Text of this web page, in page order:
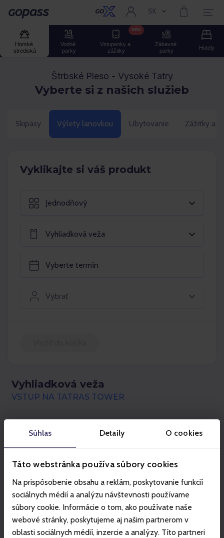
Súhlas Detaily O cookies
Táto webstránka používa súbory cookies
Na prispôsobenie obsahu a reklám, poskytovanie funkcií
sociálnych médií a analýzu návštevnosti používame
súbory cookie. Informácie o tom, ako používate naše
webové stránky, poskytujeme aj našim partnerom v
oblasti sociálnych médií, inzercie a analýzy. Títo partneri
Gopass Aktuální jazyk:
SK
Horské
strediská
Vodné
parky
Vstupenky a
zážitky
NEW
Zábavné
parky
Hotely
Štrbské Pleso - Vysoké Tatry
Vyberte si z našich služieb
Skipasy Výlety lanovkou Ubytovanie Zážitky a
Vyklikajte si váš produkt
Jednodňový
Vyhliadková veža
Vybrať
Vyhliadková veža
VSTUP NA TATRAS TOWER
Lístok zahŕňa jednorazový vstup na najvyššiu a
najvyššie položenú vežu na Slovensku
Na vstup na vežu (prechod cez turniket) jepotrebné
použiť QR kód,ktorý obdržíte v potvrdení o nákupe,
alebo si ho nájdete vo svojom Gopass konte v
aktívnych objednávkach.
Viac informácii o otváracích hodinách nájdete
na: Tatras Tower (vt.sk)